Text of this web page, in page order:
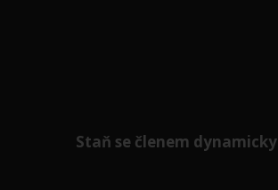
Staň se členem dynamicky